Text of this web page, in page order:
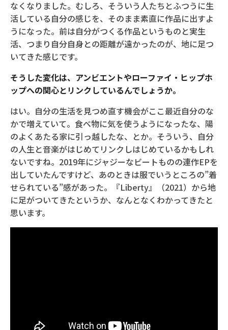
なくなりました。むしろ、そういう人たちとふつうに生
活している自分の感じを、そのまま素直に作品に出すよ
うになった。前は自分がつくる作品というものと実生
活、つまり自分自身との距離が遠かったのが、地に足つ
いてきた感じです。
そうした変化は、アンビエントやローファイ・ヒップホ
ップへの関心とリンクしているんでしょうか。
はい。自分の生活を見つめ直す機会がここ最近自分のな
かで増えていて。食べ物に気を使うようになったな、陽
のよくあたる家に引っ越したな、とか。そういう、自分
の人生と音楽がはじめてリンクしはじめているかもしれ
ないですね。2019年にジャジーなビートものの連作EPを
出していたんですけど、あのときは服でいうところの”着
せられている”感があった。『Liberty』（2021）から地
に足がついてきたというか、なんとなくわかってきたと
思います。